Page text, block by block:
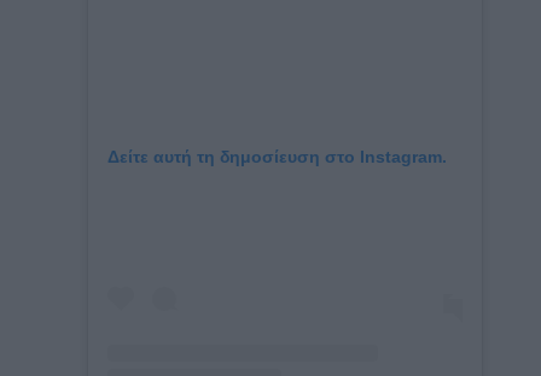
Δείτε αυτή τη δημοσίευση στο Instagram.